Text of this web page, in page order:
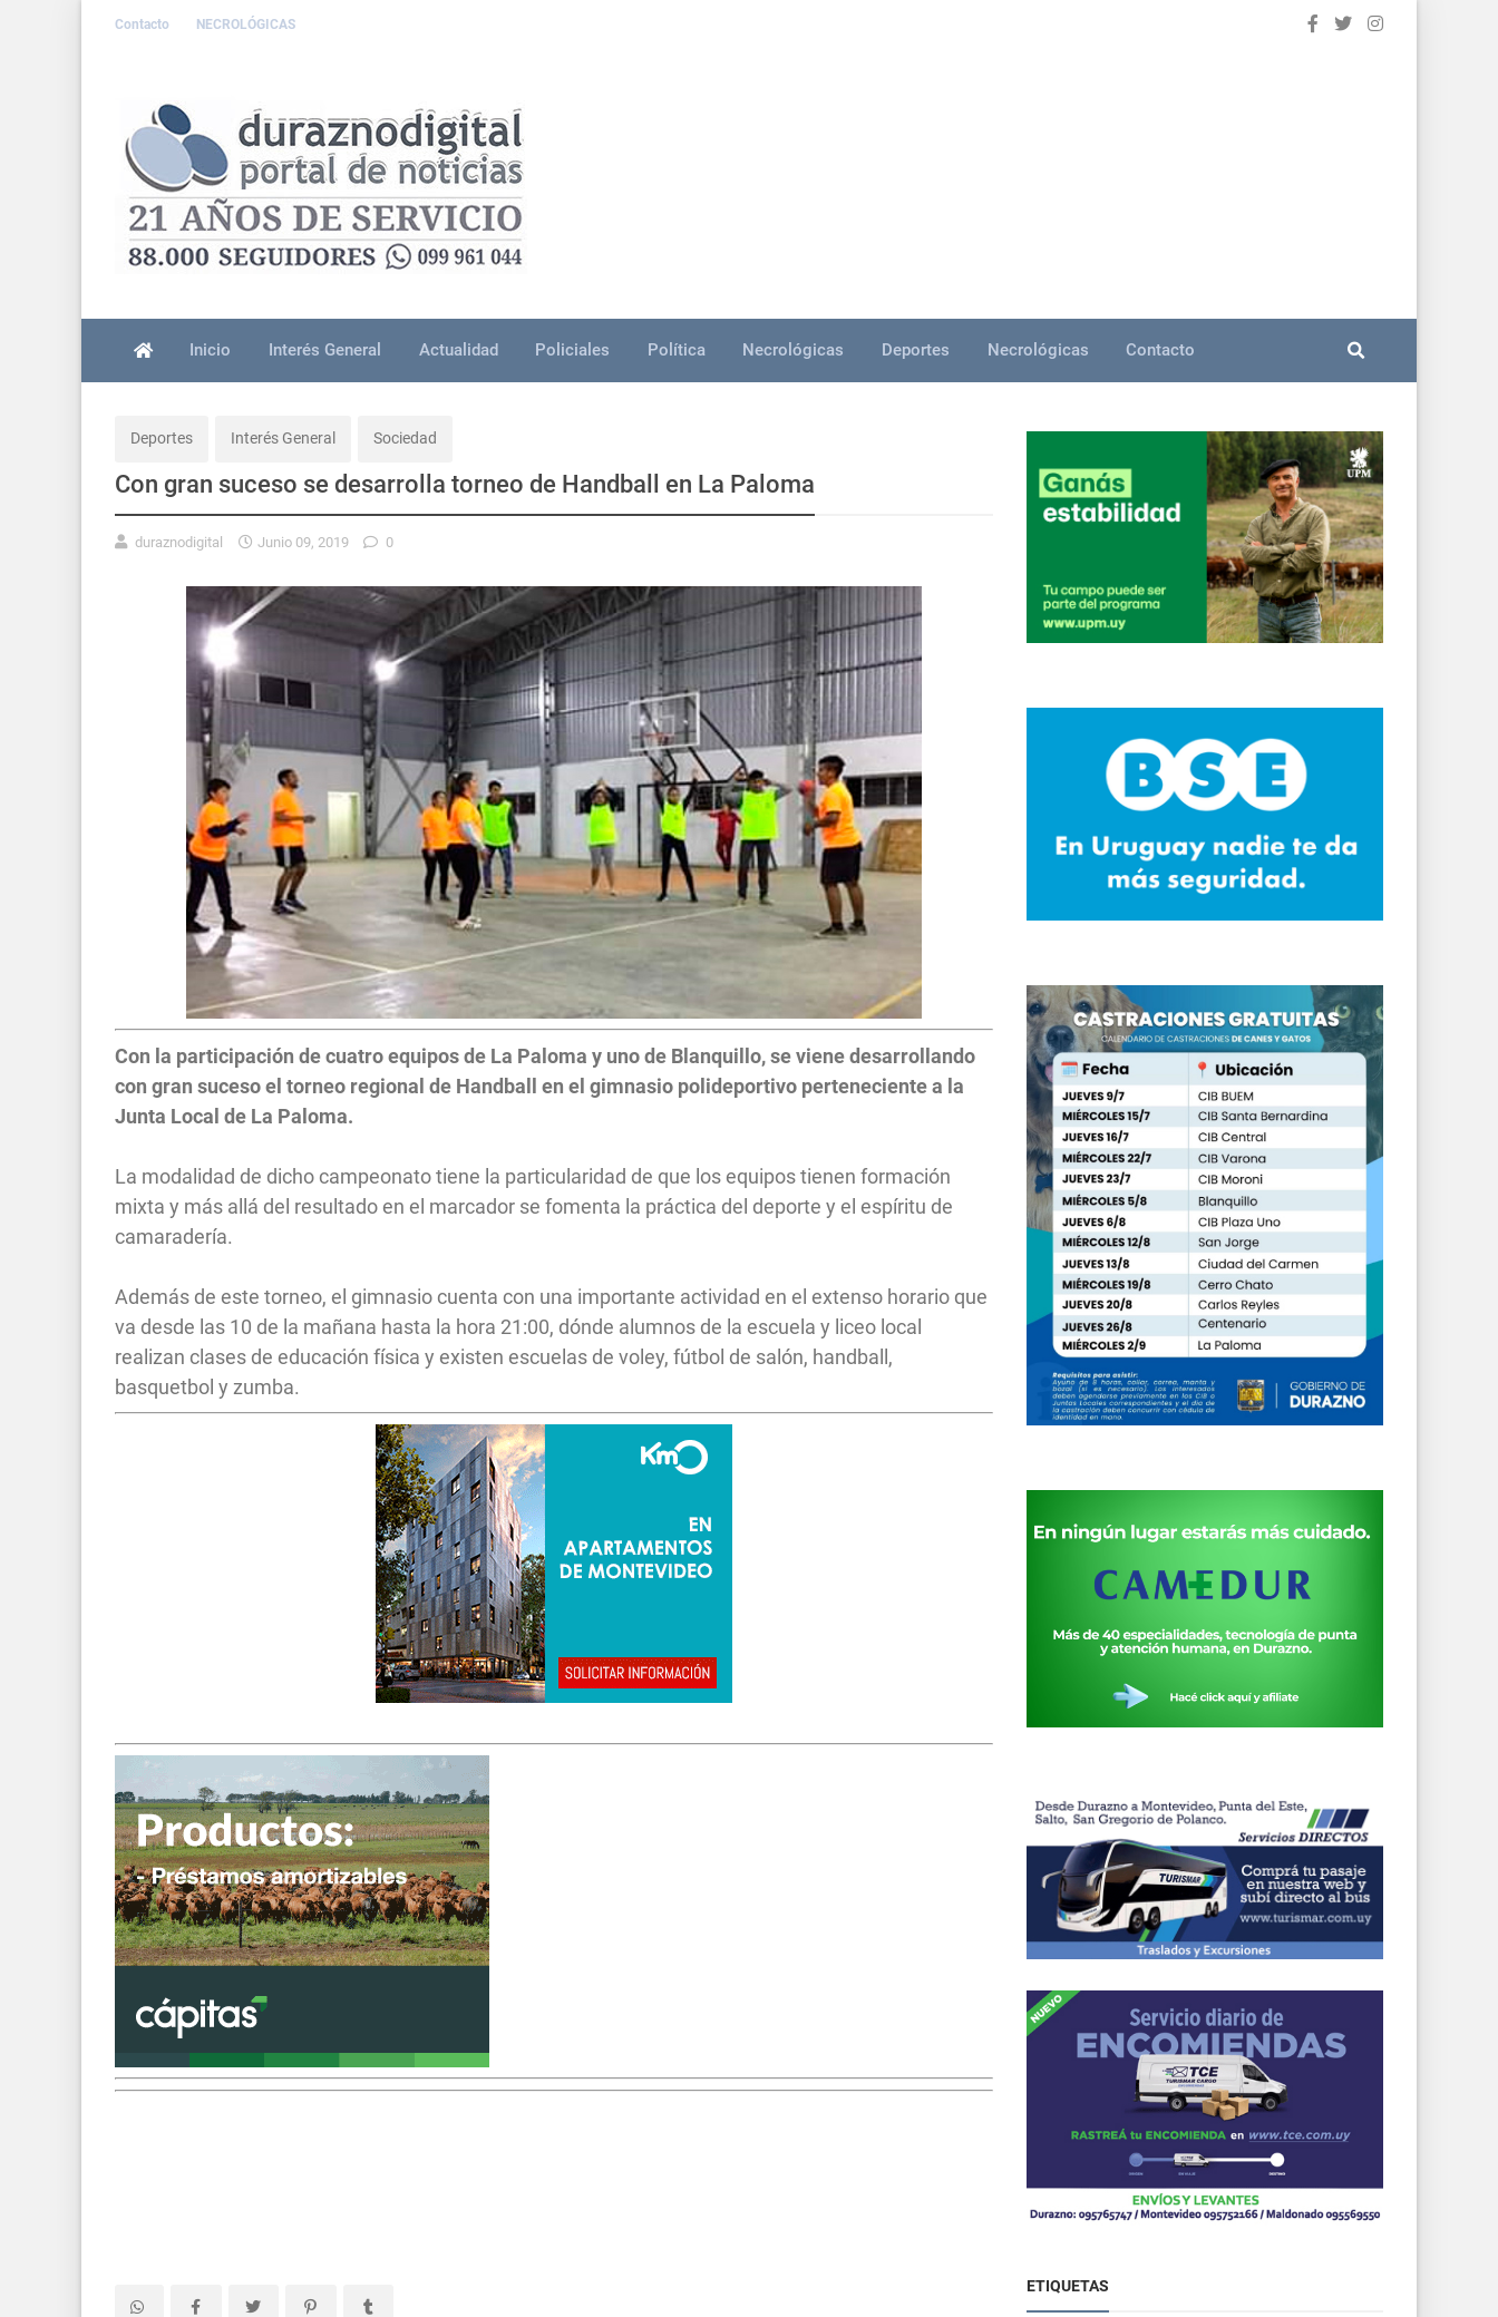
Contacto NECROLÓGICAS
Inicio Interés General Actualidad Policiales Política Necrológicas Deportes Necrológicas Contacto
Deportes Interés General Sociedad
Con gran suceso se desarrolla torneo de Handball en La Paloma
duraznodigital Junio 09, 2019 0
Con la participación de cuatro equipos de La Paloma y uno de Blanquillo, se viene desarrollando
con gran suceso el torneo regional de Handball en el gimnasio polideportivo perteneciente a la
Junta Local de La Paloma.
La modalidad de dicho campeonato tiene la particularidad de que los equipos tienen formación
mixta y más allá del resultado en el marcador se fomenta la práctica del deporte y el espíritu de
camaradería.
Además de este torneo, el gimnasio cuenta con una importante actividad en el extenso horario que
va desde las 10 de la mañana hasta la hora 21:00, dónde alumnos de la escuela y liceo local
realizan clases de educación física y existen escuelas de voley, fútbol de salón, handball,
basquetbol y zumba.
ETIQUETAS